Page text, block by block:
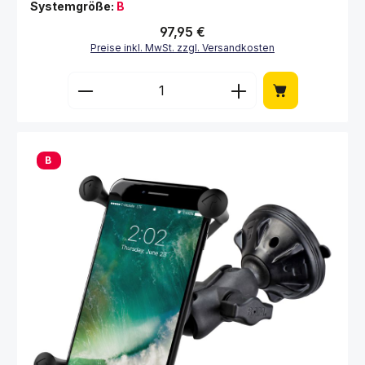
Systemgröße: B
Regulärer Preis:
97,95 €
Preise inkl. MwSt. zzgl. Versandkosten
Produkt Anzahl: Gib den gewünschten
B